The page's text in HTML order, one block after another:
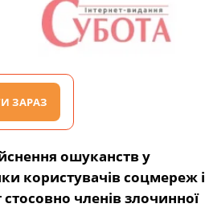
ЗАРАЗ
ошуканств у
користувачів соцмереж і
членів злочинної